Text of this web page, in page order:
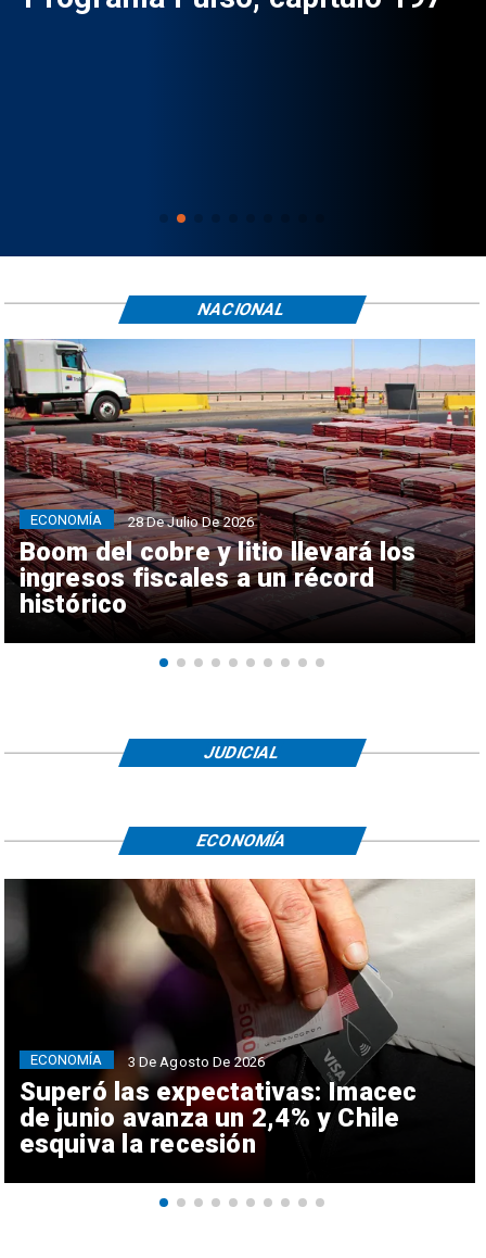
Boom del cobre y litio llevará los
ingresos fiscales a un récord
histórico
ECONOMÍA 28 De Julio De 2026
NACIONAL
JUDICIAL
Superó las expectativas: Imacec
de junio avanza un 2,4% y Chile
esquiva la recesión
ECONOMÍA 3 De Agosto De 2026
ECONOMÍA